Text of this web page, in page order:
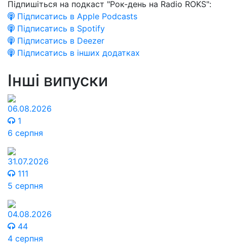
Підпишіться на подкаст "Рок-день на Radio ROKS":
Підписатись в Apple Podcasts
Підписатись в Spotify
Підписатись в Deezer
Підписатись в інших додатках
Інші випуски
06.08.2026
1
6 серпня
31.07.2026
111
5 серпня
04.08.2026
44
4 серпня